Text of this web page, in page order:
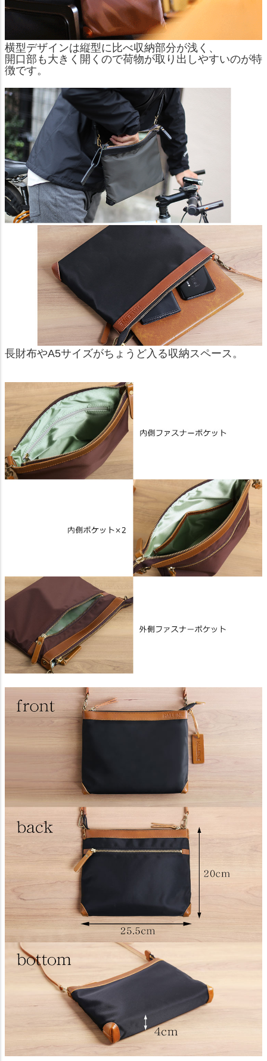
横型デザインは縦型に比べ収納部分が浅く、
開口部も大きく開くので荷物が取り出しやすいのが特
徴です。
長財布やA5サイズがちょうど入る収納スペース。